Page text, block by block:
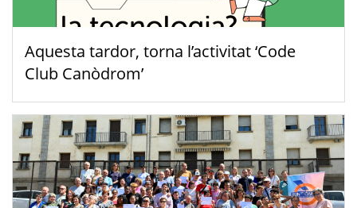
Aquesta tardor, torna l’activitat ‘Code
Club Canòdrom’